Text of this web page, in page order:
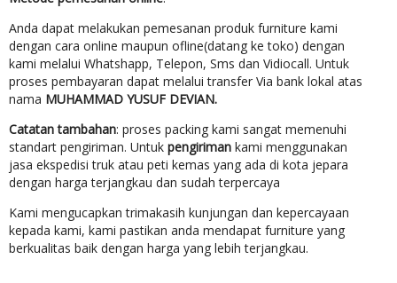
Anda dapat melakukan pemesanan produk furniture kami
dengan cara online maupun ofline(datang ke toko) dengan
kami melalui Whatshapp, Telepon, Sms dan Vidiocall. Untuk
proses pembayaran dapat melalui transfer Via bank lokal atas
nama MUHAMMAD YUSUF DEVIAN.
Catatan tambahan: proses packing kami sangat memenuhi
standart pengiriman. Untuk pengiriman kami menggunakan
jasa ekspedisi truk atau peti kemas yang ada di kota jepara
dengan harga terjangkau dan sudah terpercaya
Kami mengucapkan trimakasih kunjungan dan kepercayaan
kepada kami, kami pastikan anda mendapat furniture yang
berkualitas baik dengan harga yang lebih terjangkau.